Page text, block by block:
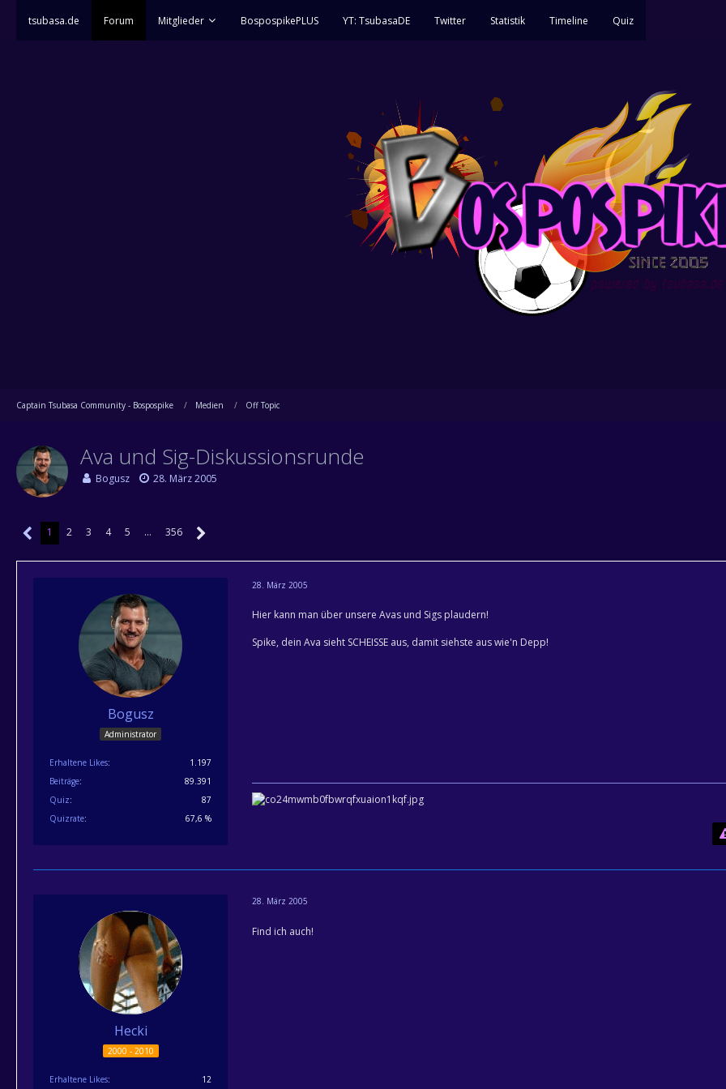
tsubasa.de Forum Mitglieder BospospikePLUS YT: TsubasaDE Twitter Statistik Timeline Quiz
Captain Tsubasa Community - Bospospike Medien Off Topic
Ava und Sig-Diskussionsrunde
Bogusz 28. März 2005
1 2 3 4 5 … 356
Bogusz
Administrator
Erhaltene Likes
1.197
Beiträge
89.391
Quiz
87
Quizrate
67,6 %
28. März 2005
Hier kann man über unsere Avas und Sigs plaudern!
Spike, dein Ava sieht SCHEISSE aus, damit siehste aus wie'n Depp!
Hecki
2000 - 2010
Erhaltene Likes
12
28. März 2005
Find ich auch!